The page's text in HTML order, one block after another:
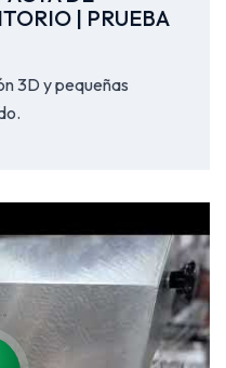
| PRUEBA
3D y pequeñas